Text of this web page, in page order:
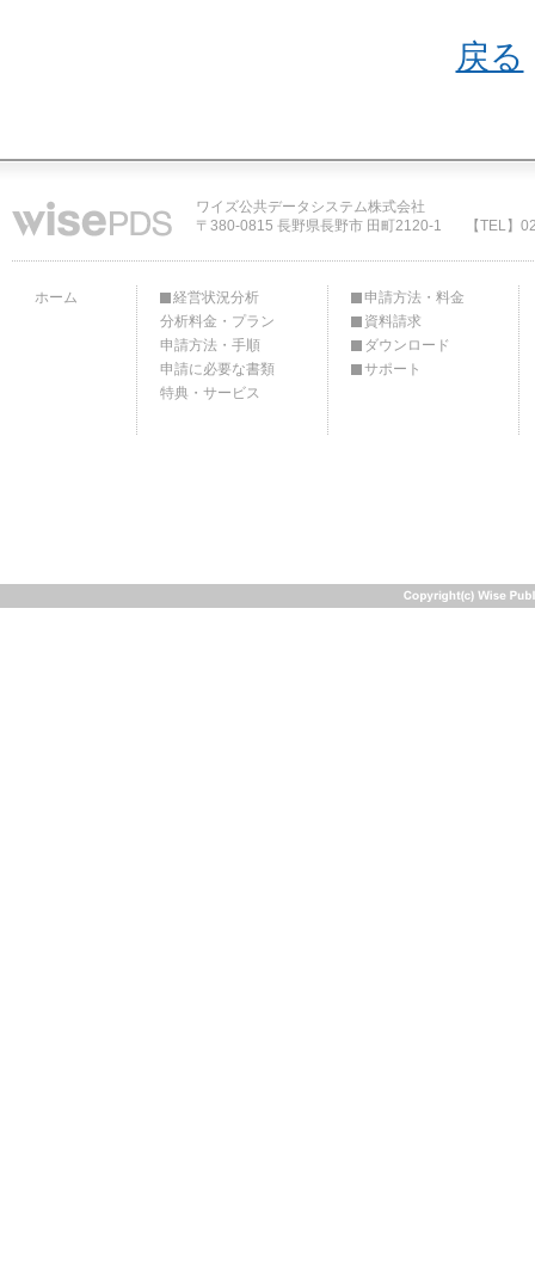
戻る
ワイズ公共データシステム株式会社
〒380-0815 長野県長野市 田町2120-1
【TEL】
ホーム
経営状況分析
分析料金・プラン
申請方法・手順
申請に必要な書類
特典・サービス
申請方法・料金
資料請求
ダウンロード
サポート